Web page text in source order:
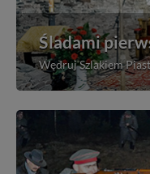
Śladami
Wędruj Szlakiem